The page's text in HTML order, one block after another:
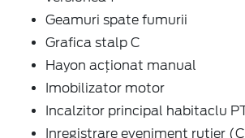
Geamuri spate fumurii
Grafica stalp C
Hayon acționat manual
Imobilizator motor
Incalzitor principal habitaclu
Inregistrare eveniment rutier